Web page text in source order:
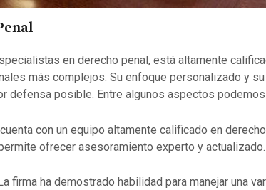
en derecho penal, está altamente
más complejos. Su enfoque personalizado y
defensa posible. Entre algunos aspectos
con un equipo altamente calificado en
ofrecer asesoramiento experto y actualizado.
firma ha demostrado habilidad para manejar una